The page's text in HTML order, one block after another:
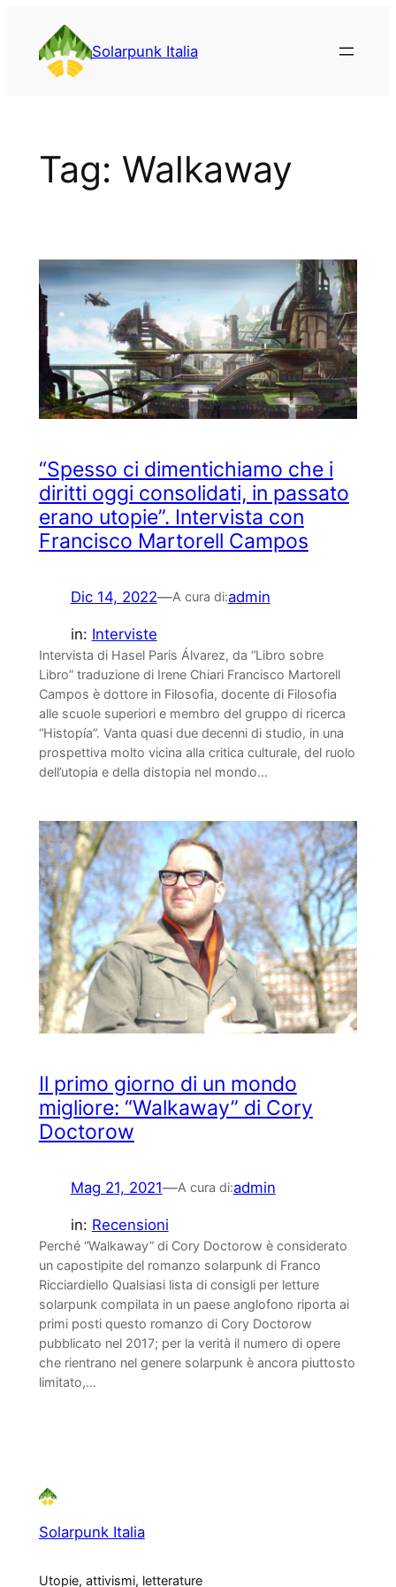
contenuto
Solarpunk Italia
Tag: Walkaway
“Spesso ci dimentichiamo che i
diritti oggi consolidati, in passato
erano utopie”. Intervista con
Francisco Martorell Campos
Dic 14, 2022—A cura di:admin
in: Interviste
Intervista di Hasel Paris Álvarez, da “Libro sobre
Libro” traduzione di Irene Chiari Francisco Martorell
Campos è dottore in Filosofia, docente di Filosofia
alle scuole superiori e membro del gruppo di ricerca
“Histopía”. Vanta quasi due decenni di studio, in una
prospettiva molto vicina alla critica culturale, del ruolo
dell’utopia e della distopia nel mondo…
Il primo giorno di un mondo
migliore: “Walkaway” di Cory
Doctorow
Mag 21, 2021—A cura di:admin
in: Recensioni
Perché “Walkaway” di Cory Doctorow è considerato
un capostipite del romanzo solarpunk di Franco
Ricciardiello Qualsiasi lista di consigli per letture
solarpunk compilata in un paese anglofono riporta ai
primi posti questo romanzo di Cory Doctorow
pubblicato nel 2017; per la verità il numero di opere
che rientrano nel genere solarpunk è ancora piuttosto
limitato,…
Solarpunk Italia
Utopie, attivismi, letterature